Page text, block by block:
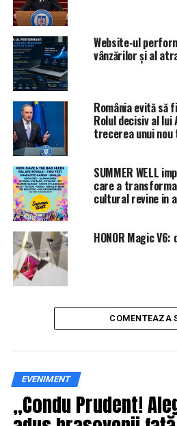
IasiAZI.ro
ARTICOLE PE ACEIASI TEMA:
URMATORUL
Website-ul
vânzărilor și al
România evită să
Rolul decisiv al lui
trecerea unui
SUMMER WELL
care a
cultural revine in
HONOR Magic
COMENTEAZA
EVENIMENT
„Condu Prudent!